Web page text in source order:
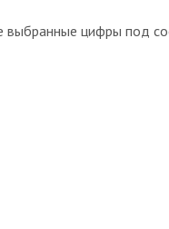
выбранные цифры под